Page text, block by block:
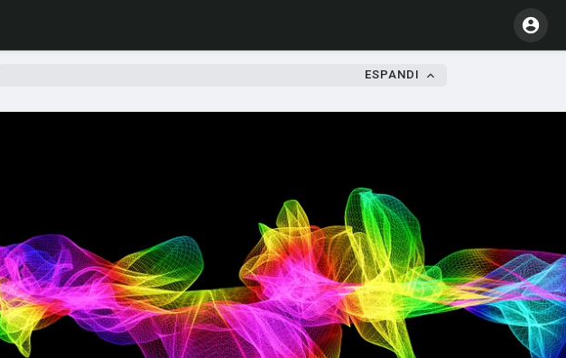
ESPANDI